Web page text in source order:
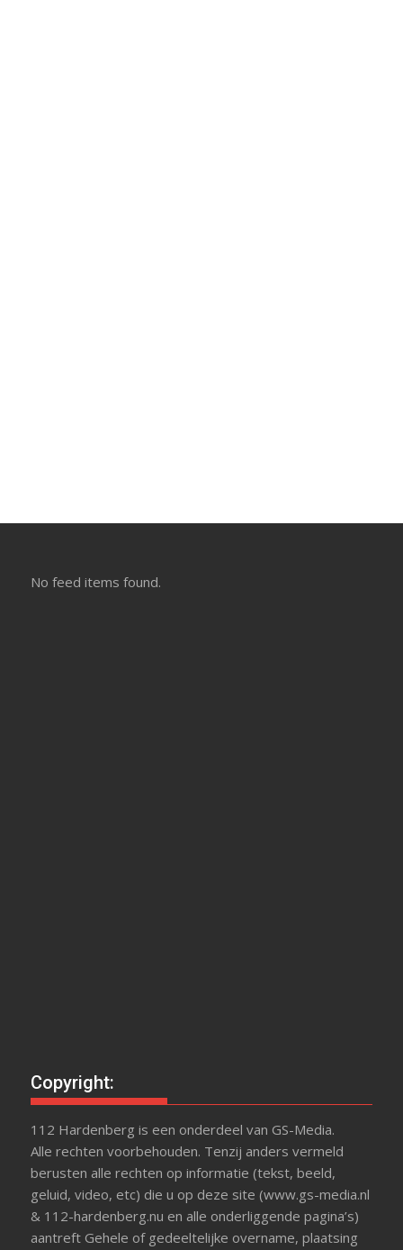
No feed items found.
Copyright:
112 Hardenberg is een onderdeel van GS-Media.
Alle rechten voorbehouden. Tenzij anders vermeld
berusten alle rechten op informatie (tekst, beeld,
geluid, video, etc) die u op deze site (www.gs-media.nl
& 112-hardenberg.nu en alle onderliggende pagina’s)
aantreft Gehele of gedeeltelijke overname, plaatsing